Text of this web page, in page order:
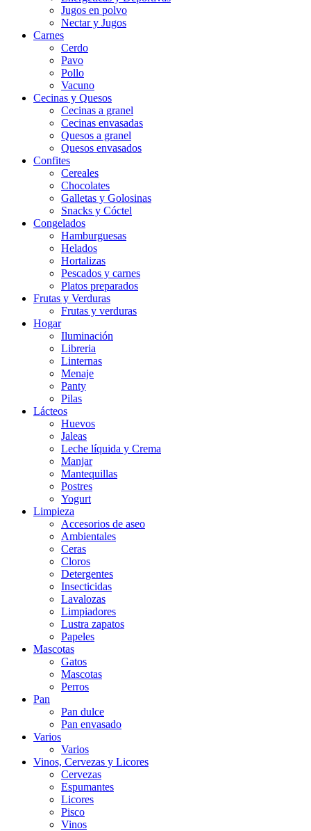
Jugos en polvo
Nectar y Jugos
Carnes
Cerdo
Pavo
Pollo
Vacuno
Cecinas y Quesos
Cecinas a granel
Cecinas envasadas
Quesos a granel
Quesos envasados
Confites
Cereales
Chocolates
Galletas y Golosinas
Snacks y Cóctel
Congelados
Hamburguesas
Helados
Hortalizas
Pescados y carnes
Platos preparados
Frutas y Verduras
Frutas y verduras
Hogar
Iluminación
Libreria
Linternas
Menaje
Panty
Pilas
Lácteos
Huevos
Jaleas
Leche líquida y Crema
Manjar
Mantequillas
Postres
Yogurt
Limpieza
Accesorios de aseo
Ambientales
Ceras
Cloros
Detergentes
Insecticidas
Lavalozas
Limpiadores
Lustra zapatos
Papeles
Mascotas
Gatos
Mascotas
Perros
Pan
Pan dulce
Pan envasado
Varios
Varios
Vinos, Cervezas y Licores
Cervezas
Espumantes
Licores
Pisco
Vinos